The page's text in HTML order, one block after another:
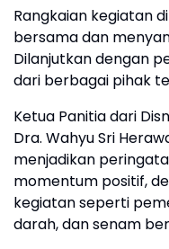
Rangkaian kegiatan
bersama dan
Dilanjutkan dengan
dari berbagai pihak
Ketua Panitia dari
Dra. Wahyu Sri
menjadikan
momentum positif,
kegiatan seperti
darah, dan senam